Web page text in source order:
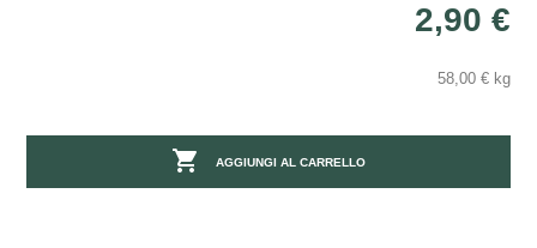
2,90 €
58,00 € kg
 AGGIUNGI AL CARRELLO